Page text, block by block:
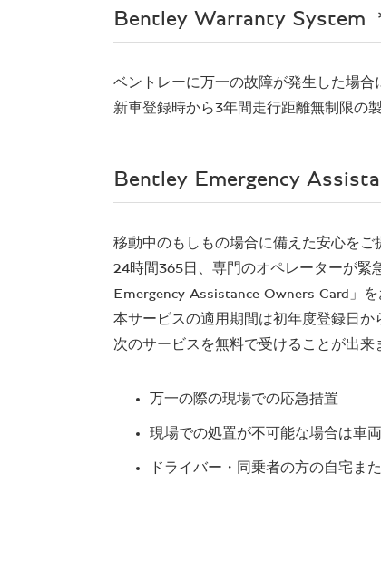
Bentley Warranty System
ベントレーに万一の故障が発生した場合
新車登録時から3年間走行距離無制限の
Bentley Emergency
移動中のもしもの場合に備えた安心をご
24時間365日、専門のオペレーターが緊
Emergency Assistance Owners Card」を
本サービスの適用期間は初年度登録日か
次のサービスを無料で受けることが出来
万一の際の現場での応急措置
現場での処置が不可能な場合は車両
ドライバー・同乗者の方の自宅ま